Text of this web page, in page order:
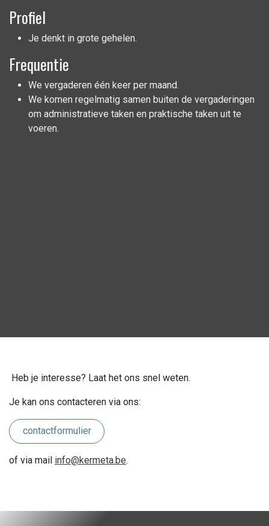
Profiel
Je denkt in grote gehelen.
Frequentie
We vergaderen één keer per maand.
We komen regelmatig samen buiten de vergaderingen
om administratieve taken en praktische taken uit te
voeren.
Heb je interesse? Laat het ons snel weten.
Je kan ons contacteren via ons:
contactformulier
of via mail info@kermeta.be.